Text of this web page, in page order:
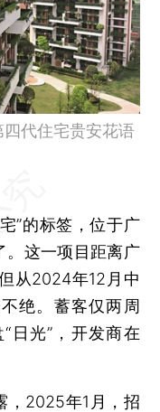
代住宅贵安花语
”的标签，位于广
。这一项目距离广
从2024年12月中
绝。蓄客仅两周
日光”，开发商在
，2025年1月，招